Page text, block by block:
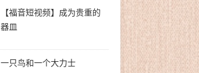
【福音短视频】成为贵重的
器皿
一只鸟和一个大力士